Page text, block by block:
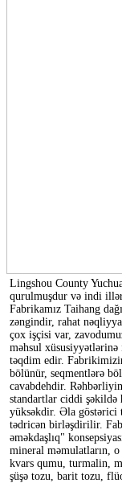
Lingshou County
qurulmuşdur və indi
Fabrikamız Taihang
zəngindir, rahat
çox işçisi var,
məhsul xüsusiyyətlərinə
təqdim edir.
bölünür, seqmentlərə
cavabdehdir.
standartlar ciddi şəkildə
yüksəkdir. Əla göstərici
tədricən birləşdirilir.
əməkdaşlıq"
mineral məmulatların,
kvars qumu, turmalin,
şüşə tozu, barit tozu,